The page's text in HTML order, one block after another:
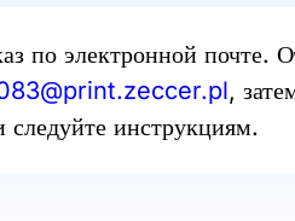
по электронной почте.
,
следуйте инструкциям.